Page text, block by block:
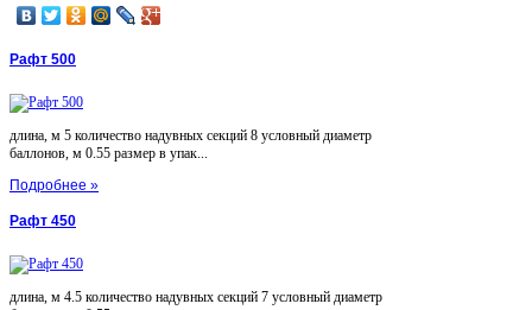
Рафт 500
длина, м 5 количество надувных секций 8 условный диаметр
баллонов, м 0.55 размер в упак...
Подробнее »
Рафт 450
длина, м 4.5 количество надувных секций 7 условный диаметр